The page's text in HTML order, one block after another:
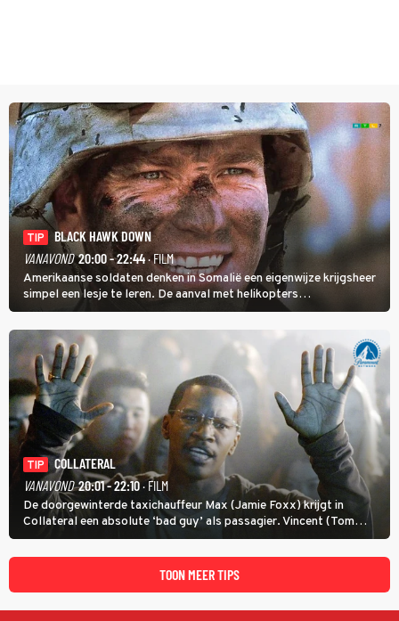
TIP
BLACK HAWK DOWN
VANAVOND 20:00 - 22:44· FILM
Amerikaanse soldaten denken in Somalië een eigenwijze krijgsheer
simpel een lesje te leren. De aanval met helikopters
verloopt in Black Hawk down dramatisch.
TIP
COLLATERAL
VANAVOND 20:01 - 22:10· FILM
De doorgewinterde taxichauffeur Max (Jamie Foxx) krijgt in
Collateral een absolute ‘bad guy’ als passagier. Vincent (Tom
Cruise) heeft hem nodig om hem de stad door te loodsen om een
wel heel lugubere reden.
TOON MEER TIPS